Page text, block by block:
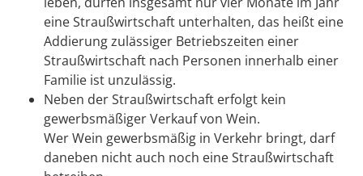
eine Straußwirtschaft unterhalten, das heißt eine
Addierung zulässiger Betriebszeiten einer
Straußwirtschaft nach Personen innerhalb einer
Familie ist unzulässig.
Neben der Straußwirtschaft erfolgt kein
gewerbsmäßiger Verkauf von Wein.
Wer Wein gewerbsmäßig in Verkehr bringt, darf
daneben nicht auch noch eine Straußwirtschaft